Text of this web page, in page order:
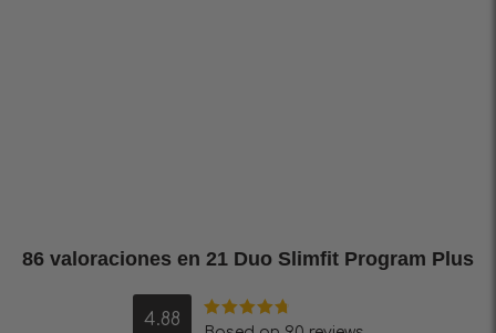
86 valoraciones en 21 Duo Slimfit Program Plus
4.88 Valorado en